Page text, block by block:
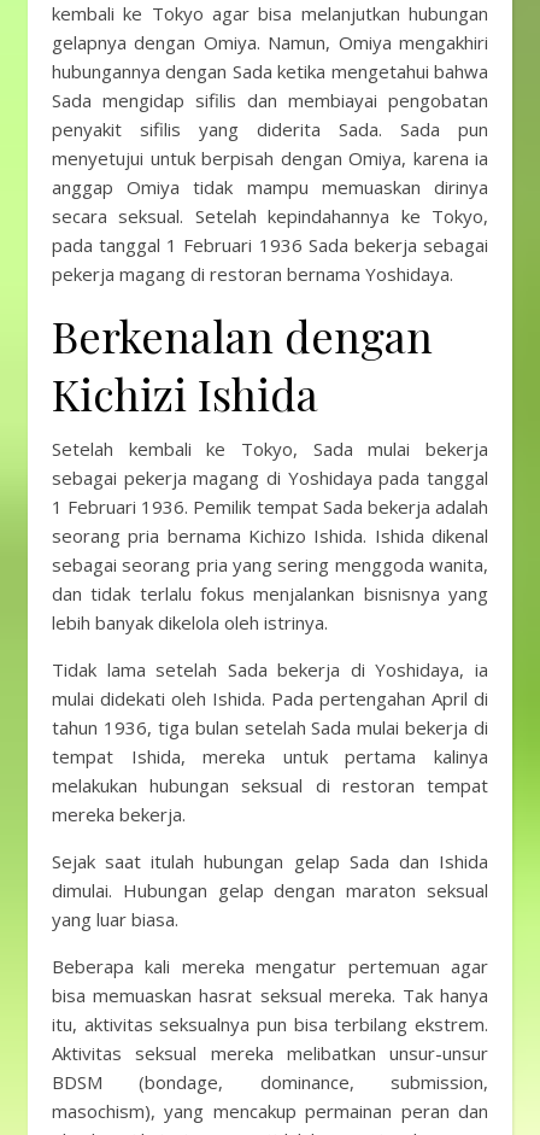
kembali ke Tokyo agar bisa melanjutkan hubungan
gelapnya dengan Omiya. Namun, Omiya mengakhiri
hubungannya dengan Sada ketika mengetahui bahwa
Sada mengidap sifilis dan membiayai pengobatan
penyakit sifilis yang diderita Sada. Sada pun
menyetujui untuk berpisah dengan Omiya, karena ia
anggap Omiya tidak mampu memuaskan dirinya
secara seksual. Setelah kepindahannya ke Tokyo,
pada tanggal 1 Februari 1936 Sada bekerja sebagai
pekerja magang di restoran bernama Yoshidaya.
Berkenalan dengan
Kichizi Ishida
Setelah kembali ke Tokyo, Sada mulai bekerja
sebagai pekerja magang di Yoshidaya pada tanggal
1 Februari 1936. Pemilik tempat Sada bekerja adalah
seorang pria bernama Kichizo Ishida. Ishida dikenal
sebagai seorang pria yang sering menggoda wanita,
dan tidak terlalu fokus menjalankan bisnisnya yang
lebih banyak dikelola oleh istrinya.
Tidak lama setelah Sada bekerja di Yoshidaya, ia
mulai didekati oleh Ishida. Pada pertengahan April di
tahun 1936, tiga bulan setelah Sada mulai bekerja di
tempat Ishida, mereka untuk pertama kalinya
melakukan hubungan seksual di restoran tempat
mereka bekerja.
Sejak saat itulah hubungan gelap Sada dan Ishida
dimulai. Hubungan gelap dengan maraton seksual
yang luar biasa.
Beberapa kali mereka mengatur pertemuan agar
bisa memuaskan hasrat seksual mereka. Tak hanya
itu, aktivitas seksualnya pun bisa terbilang ekstrem.
Aktivitas seksual mereka melibatkan unsur-unsur
BDSM (bondage, dominance, submission,
masochism), yang mencakup permainan peran dan